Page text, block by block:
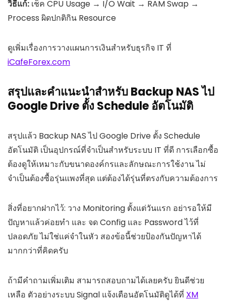
วิธีแก้: เช็ค CPU Usage → I/O Wait → RAM Swap →
Process ผิดปกติกิน Resource
ดูเพิ่มเรื่องการวางแผนการเงินสำหรับธุรกิจ IT ที่
iCafeForex.com
สรุปและคำแนะนำสำหรับ Backup NAS ไป
Google Drive ตั้ง Schedule อัตโนมัติ
สรุปแล้ว Backup NAS ไป Google Drive ตั้ง Schedule
อัตโนมัติ เป็นอุปกรณ์ที่จำเป็นสำหรับระบบ IT ที่ดี การเลือกซื้อ
ต้องดูให้เหมาะกับขนาดองค์กรและลักษณะการใช้งาน ไม่
จำเป็นต้องซื้อรุ่นแพงที่สุด แต่ต้องได้รุ่นที่ตรงกับความต้องการ
สิ่งที่อยากฝากไว้: วาง Monitoring ตั้งแต่วันแรก อย่ารอให้มี
ปัญหาแล้วค่อยทำ และ จด Config และ Password ไว้ที่
ปลอดภัย ไม่ใช่แค่จำในหัว สองข้อนี้ช่วยป้องกันปัญหาได้
มากกว่าที่คิดครับ
ถ้ามีคำถามเพิ่มเติม สามารถสอบถามได้เลยครับ ยินดีช่วย
เหลือ ตัวอย่างระบบ Signal แจ้งเตือนอัตโนมัติดูได้ที่ XM